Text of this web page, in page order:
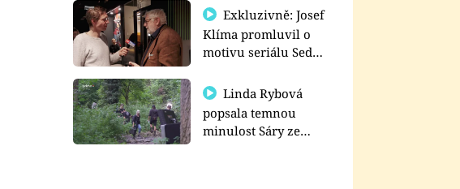
prima+
Exkluzivně: Josef
Klíma promluvil o
motivu seriálu Sedm
Linda Rybová
popsala temnou
minulost Sáry ze